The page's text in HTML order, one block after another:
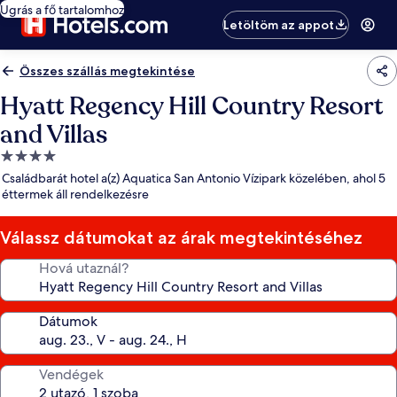
Ugrás a fő tartalomhoz
Letöltöm az appot
Összes szállás megtekintése
Hyatt Regency Hill Country Resort
and Villas
4.0
csillagos
szálláshely
Családbarát hotel a(z) Aquatica San Antonio Vízipark közelében, ahol 5
éttermek áll rendelkezésre
Válassz dátumokat az árak megtekintéséhez
Hová utaznál?
Dátumok
Vendégek